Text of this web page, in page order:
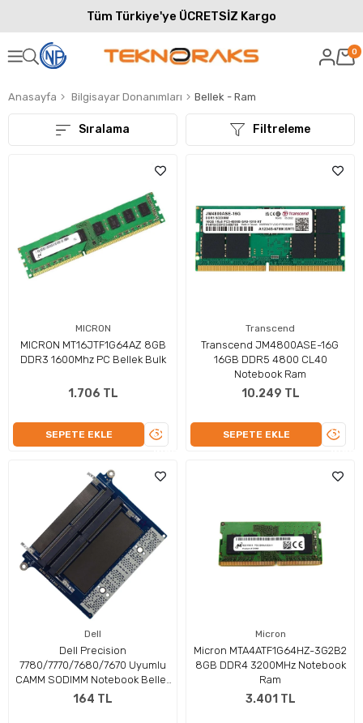
Tüm Türkiye'ye ÜCRETSİZ Kargo
0
Anasayfa Bilgisayar Donanımları Bellek - Ram
Filtreleme
Sıralama
MICRON
MICRON MT16JTF1G64AZ 8GB
DDR3 1600Mhz PC Bellek Bulk
1.706 TL
SEPETE EKLE
ÜRÜNÜ
Transcend
Transcend JM4800ASE-16G
16GB DDR5 4800 CL40
Notebook Ram
10.249 TL
SEPETE EKLE
Dell
Dell Precision
7780/7770/7680/7670 Uyumlu
CAMM SODIMM Notebook Bellek
Yuvası
164 TL
Micron
Micron MTA4ATF1G64HZ-3G2B2
8GB DDR4 3200MHz Notebook
Ram
3.401 TL